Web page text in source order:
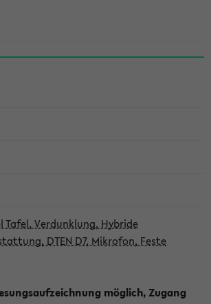
Tafel, Verdunklung, Hybride
DTEN D7, Mikrofon, Feste
möglich, Zugang